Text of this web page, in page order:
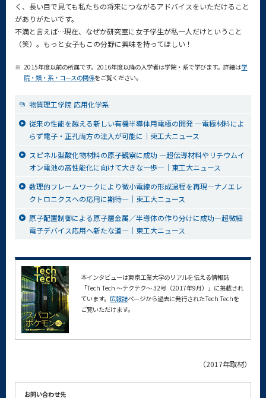
く、長い目で見ても私たちの将来につながるアドバイスをいただけること
がありがたいです。
不満と言えば…現在、なぜか研究室に女子学生が私一人だけということ
（笑）。もっと女子もこの分野に興味を持ってほしい！
※ 2015年度以前の所属です。2016年度以降の入学者は学院・系で学びます。詳細は学
院・類・系・コースの関係をご覧ください。
物質理工学院 応用化学系
従来の性能を越える新しい有機半導体用電極の開発 —電極材料によ
らず電子・正孔両方の注入が可能に｜東工大ニュース
スピネル型酸化物材料の原子観察に成功 —超伝導材料やリチウムイ
オン電池の高性能化に向けて大きな一歩—｜東工大ニュース
数理的フレームワークにより微小電線の形成過程を再現—ナノエレ
クトロニクスへの応用に期待—｜東工大ニュース
原子配置制御による原子層金属／半導体の作り分けに成功—超微細
電子デバイス応用へ新たな道—｜東工大ニュース
本インタビューは東京工業大学のリアルを伝える情報誌
「Tech Tech ～テクテク～ 32号（2017年9月）」に掲載され
ています。 広報誌ページから過去に発行されたTech Techを
ご覧いただけます。
（2017年取材）
お問い合わせ先